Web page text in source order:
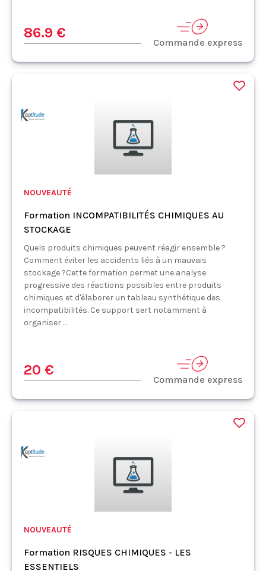
86.9 €
Commande express
NOUVEAUTÉ
Formation INCOMPATIBILITÉS CHIMIQUES AU
STOCKAGE
Quels produits chimiques peuvent réagir ensemble ?
Comment éviter les accidents liés à un mauvais
stockage ?Cette formation permet une analyse
progressive des réactions possibles entre produits
chimiques et d'élaborer un tableau synthétique des
incompatibilités. Ce support sert notamment à
organiser ...
20 €
Commande express
NOUVEAUTÉ
Formation RISQUES CHIMIQUES - LES
ESSENTIELS